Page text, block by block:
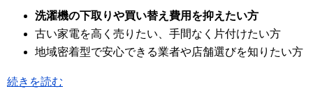
洗濯機の下取りや買い替え費用を抑えたい方
古い家電を高く売りたい、手間なく片付けたい方
地域密着型で安心できる業者や店舗選びを知りたい方
続きを読む